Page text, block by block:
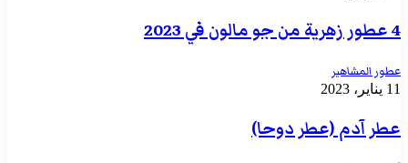
4 عطور زهرية من جو مالون في 2023
عطور المشاهير
11 يناير، 2023
عطر آدم (عطر دوحا)